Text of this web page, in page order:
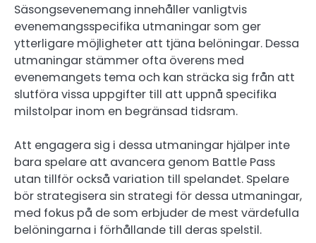
Säsongsevenemang innehåller vanligtvis
evenemangsspecifika utmaningar som ger
ytterligare möjligheter att tjäna belöningar. Dessa
utmaningar stämmer ofta överens med
evenemangets tema och kan sträcka sig från att
slutföra vissa uppgifter till att uppnå specifika
milstolpar inom en begränsad tidsram.
Att engagera sig i dessa utmaningar hjälper inte
bara spelare att avancera genom Battle Pass
utan tillför också variation till spelandet. Spelare
bör strategisera sin strategi för dessa utmaningar,
med fokus på de som erbjuder de mest värdefulla
belöningarna i förhållande till deras spelstil.